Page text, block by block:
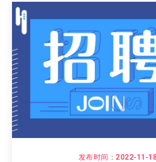
发布时间：2022-11-